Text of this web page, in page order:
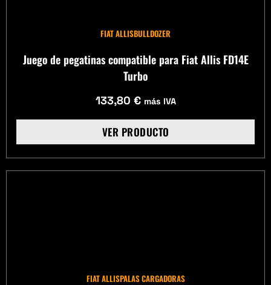
FIAT ALLISBULLDOZER
Juego de pegatinas compatible para Fiat Allis FD14E
Turbo
133,80 € más IVA
VER PRODUCTO
FIAT ALLISPALAS CARGADORAS